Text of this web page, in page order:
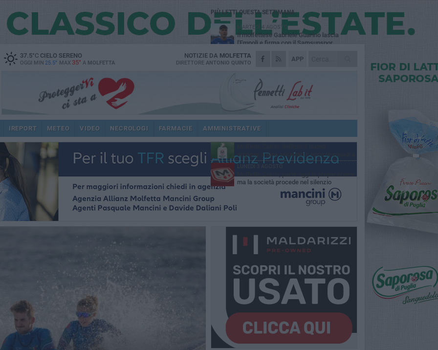
37.5°CCIELO SERENO
OGGI MIN 25.5° MAX 35° A MOLFETTA
APP
NOTIZIE DA MOLFETTA
DIRETTORE ANTONIO QUINTO
IREPORT METEO VIDEO NECROLOGI FARMACIE AMMINISTRATIVE
PIÙ LETTI QUESTA SETTIMANA
MARTEDÌ 4 AGOSTO
Il molfettese Gabriele Guarino lascia
l'Empoli e firma con il Samsunspor
LUNEDÌ 3 AGOSTO
Palazzetto Giovanni Panunzio: dove lo
eccellenza
VENERDÌ 7 AGOSTO
Molfetta Calcio, tre innesti di spessore:
arrivano i molfettesi Roselli, Cirillo e Caputi
DOMENICA 2 AGOSTO
Tennistavolo, il molfettese Roberto
Minervini riparte da Otranto
MARTEDÌ 4 AGOSTO
organigramma societario: ecco la squadra
dirigenziale
LUNEDÌ 3 AGOSTO
ma la società procede nel silenzio